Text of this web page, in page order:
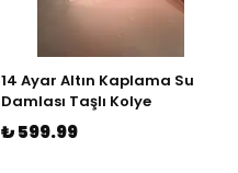
14 Ayar Altın Kaplama Su
Damlası Taşlı Kolye
₺ 599.99